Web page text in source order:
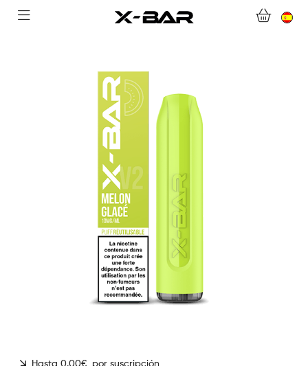
ABONNEMENTS
CONTACTA CON NOSOTROS
PREGUNTAS MÁS FRECUENTES
CONVIÉRTASE EN UN MAYORISTA DE X-BAR
Hasta 0.00€ por suscripción